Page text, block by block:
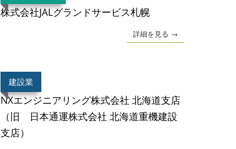
株式会社JALグランドサービス札幌
詳細を見る →
建設業
NXエンジニアリング株式会社 北海道支店
（旧 日本通運株式会社 北海道重機建設
支店）